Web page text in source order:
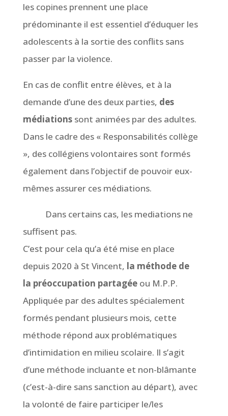
les copines prennent une place
prédominante il est essentiel d’éduquer les
adolescents à la sortie des conflits sans
passer par la violence.
En cas de conflit entre élèves, et à la
demande d’une des deux parties, des
médiationssont animées par des adultes.
Dans le cadre des « Responsabilités collège
», des collégiens volontaires sont formés
également dans l’objectif de pouvoir eux-
mêmes assurer ces médiations.
Dans certains cas, les mediations ne
suffisent pas.
C’est pour cela qu’a été mise en place
depuis 2020 à St Vincent, la méthode de
la préoccupation partagéeou M.P.P.
Appliquée par des adultes spécialement
formés pendant plusieurs mois, cette
méthode répond aux problématiques
d’intimidation en milieu scolaire. Il s’agit
d’une méthode incluante et non-blâmante
(c’est-à-dire sans sanction au départ), avec
la volonté de faire participer le/les